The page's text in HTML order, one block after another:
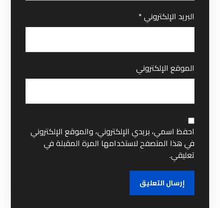
البريد الإلكتروني*
الموقع الإلكتروني
احفظ اسمي، بريدي الإلكتروني، والموقع الإلكتروني
في هذا المتصفح لاستخدامها المرة المقبلة في
تعليقي.